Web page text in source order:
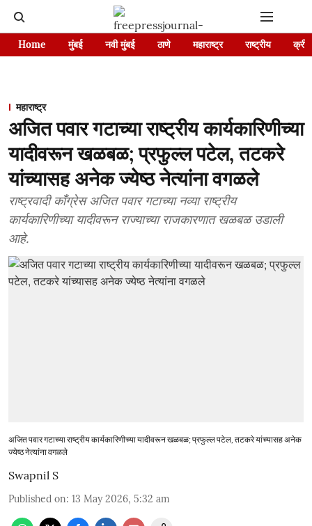
Home मुंबई नवी मुंबई ठाणे महाराष्ट्र राष्ट्रीय
महाराष्ट्र
अजित पवार गटाच्या राष्ट्रीय कार्यकारिणीच्या
यादीवरून खळबळ; प्रफुल्ल पटेल, तटकरे
यांच्यासह अनेक ज्येष्ठ नेत्यांना वगळले
राष्ट्रवादी काँग्रेस अजित पवार गटाच्या नव्या राष्ट्रीय
कार्यकारिणीच्या यादीवरून राज्याच्या राजकारणात खळबळ उडाली
आहे.
अजित पवार गटाच्या राष्ट्रीय कार्यकारिणीच्या यादीवरून खळबळ; प्रफुल्ल पटेल, तटकरे यांच्यासह अनेक
ज्येष्ठ नेत्यांना वगळले
Swapnil S
Published on: 13 May 2026, 5:32 am